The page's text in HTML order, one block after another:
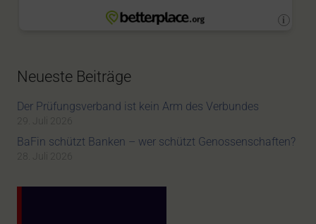
Neueste Beiträge
Der Prüfungsverband ist kein Arm des Verbundes
29. Juli 2026
BaFin schützt Banken – wer schützt Genossenschaften?
28. Juli 2026